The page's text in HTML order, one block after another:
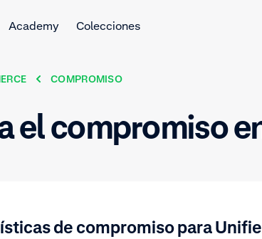
Academy Colecciones
COMPROMISO
el compromiso
de compromiso para